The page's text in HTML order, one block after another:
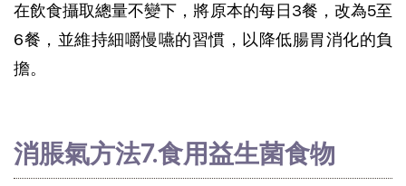
在飲食攝取總量不變下，將原本的每日3餐，改為5至
6餐，並維持細嚼慢嚥的習慣，以降低腸胃消化的負
擔。
消脹氣方法7.食用益生菌食物